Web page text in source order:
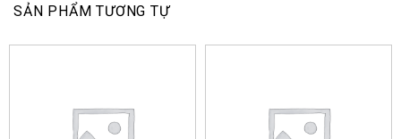
SẢN PHẨM TƯƠNG TỰ